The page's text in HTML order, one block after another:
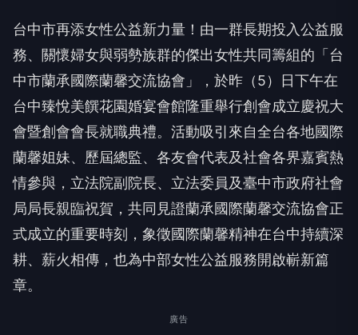
台中市再添女性公益新力量！由一群長期投入公益服
務、關懷婦女與弱勢族群的傑出女性共同籌組的「台
中市蘭承國際蘭馨交流協會」，於昨（5）日下午在
台中臻悅美饌花園婚宴會館隆重舉行創會成立慶祝大
會暨創會會長就職典禮。活動吸引來自全台各地國際
蘭馨姐妹、歷屆總監、各友會代表及社會各界嘉賓熱
情參與，立法院副院長、立法委員及臺中市政府社會
局局長親臨祝賀，共同見證蘭承國際蘭馨交流協會正
式成立的重要時刻，象徵國際蘭馨精神在台中持續深
耕、薪火相傳，也為中部女性公益服務開啟嶄新篇
章。
廣告